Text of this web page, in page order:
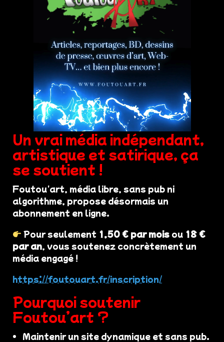
Un vrai média indépendant,
artistique et satirique, ça
se soutient !
Foutou'art, média libre, sans pub ni
algorithme, propose désormais un
abonnement en ligne.
Pour seulement 1,50 € par mois ou 18 €
par an, vous soutenez concrètement un
média engagé !
https://foutouart.fr/inscription/
Pourquoi soutenir
Foutou’art ?
Maintenir un site dynamique et sans pub.